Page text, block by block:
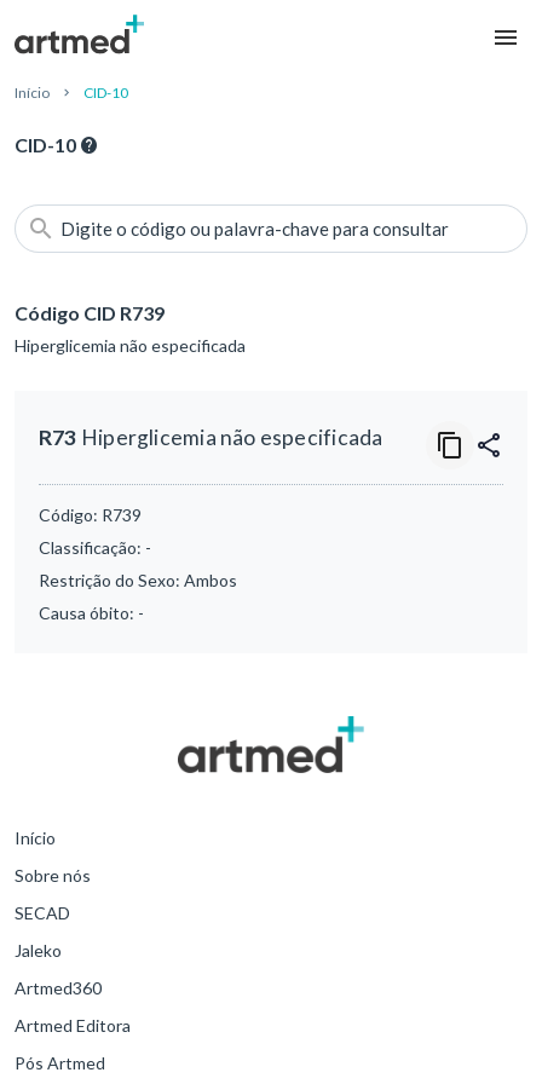
Início CID-10
CID-10
Digite o código ou palavra-chave para consultar
Código CID R739
Hiperglicemia não especificada
R73 Hiperglicemia não especificada
Código: R739
Classificação: -
Restrição do Sexo: Ambos
Causa óbito: -
Início
Sobre nós
SECAD
Jaleko
Artmed360
Artmed Editora
Pós Artmed